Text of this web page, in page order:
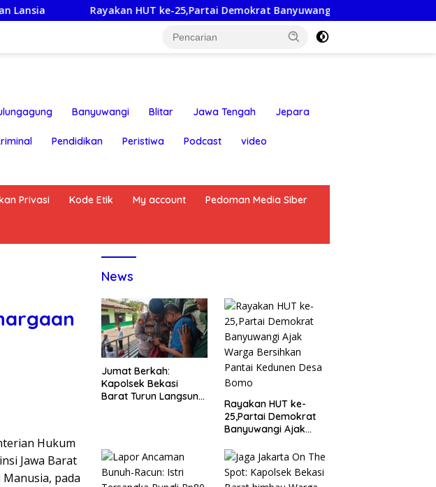
Rayakan HUT ke-25,Partai Demokrat Banyuwangi Ajak Warga Bersihkan Pantai
Banyuwangi Blitar Jawa Tengah Jepara
Pendidikan Peristiwa Podcast video
Privasi Kode Etik My account Pedoman Media Siber
Hukum
Jawa Barat
pada
News
Jumat Berkah:
Kapolsek Bekasi
Barat Turun Langsung
Rayakan HUT ke-
25,Partai Demokrat
Banyuwangi Ajak
Pantai Kedunen Desa
Bomo